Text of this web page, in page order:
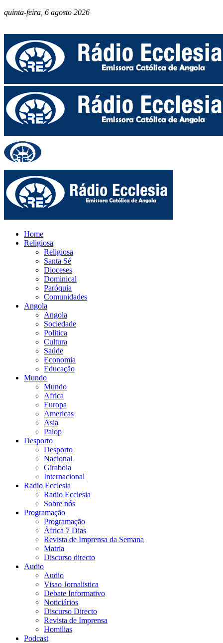
quinta-feira, 6 agosto 2026
Home
Religiosa
Religiosa
Santa Sé
Dioceses
Dominical
Paróquia
Comunidades
Angola
Angola
Sociedade
Politica
Cultura
Saúde
Economia
Educação
Mundo
Mundo
Africa
Europa
Americas
Asia
Palop
Desporto
Desporto
Nacional
Girabola
Internacional
Radio Ecclesia
Radio Ecclesia
Sobre nós
Programação
Programação
África 7 Dias
Revista de Imprensa da Semana
Matria
Discurso directo
Audio
Audio
Visao Jornalistica
Debate Informativo
Noticiários
Discurso Directo
Revista de Imprensa
Homilias
Podcast